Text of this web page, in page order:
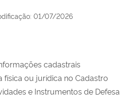
01/07/2026
cadastrais
física ou jurídica no Cadastro
e Instrumentos de Defesa